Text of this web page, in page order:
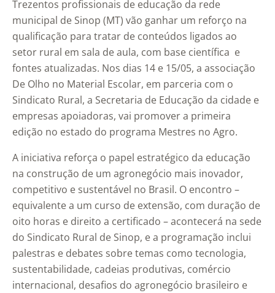
Trezentos profissionais de educação da rede
municipal de Sinop (MT) vão ganhar um reforço na
qualificação para tratar de conteúdos ligados ao
setor rural em sala de aula, com base científica e
fontes atualizadas. Nos dias 14 e 15/05, a associação
De Olho no Material Escolar, em parceria com o
Sindicato Rural, a Secretaria de Educação da cidade e
empresas apoiadoras, vai promover a primeira
edição no estado do programa Mestres no Agro.
A iniciativa reforça o papel estratégico da educação
na construção de um agronegócio mais inovador,
competitivo e sustentável no Brasil. O encontro –
equivalente a um curso de extensão, com duração de
oito horas e direito a certificado – acontecerá na sede
do Sindicato Rural de Sinop, e a programação inclui
palestras e debates sobre temas como tecnologia,
sustentabilidade, cadeias produtivas, comércio
internacional, desafios do agronegócio brasileiro e